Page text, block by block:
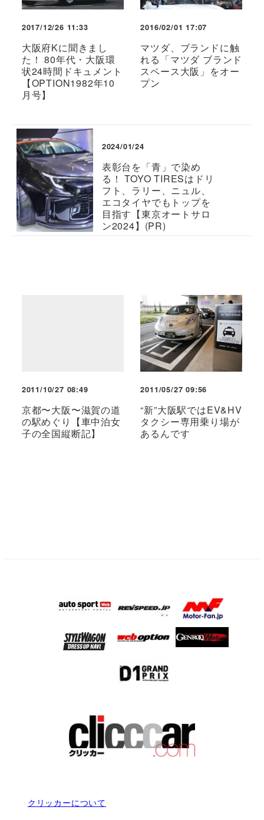
2017/12/26 11:33
大阪府Kに聞きまし
た！ 80年代・大阪環
状24時間ドキュメント
【OPTION1982年10
月号】
2016/02/01 17:07
マツダ、ブランドに触
れる「マツダ ブランド
スペース大阪」をオー
プン
2024/01/24
表彰台を「青」で染め
る！ TOYO TIRESはドリ
フト、ラリー、ニュル、
エコタイヤでもトップを
目指す【東京オートサロ
ン2024】(PR)
2011/10/27 08:49
京都〜大阪〜滋賀の道
の駅めぐり【車中泊女
子の全国縦断記】
2011/05/27 09:56
“新”大阪駅ではEV&HV
タクシー専用乗り場が
あるんです
クリッカーについて